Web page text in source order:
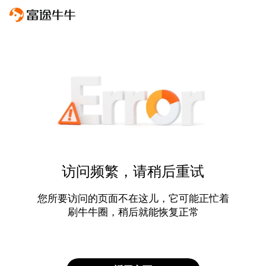
访问频繁，请稍后重试
您所要访问的页面不在这儿，它可能正忙着
刷牛牛圈，稍后就能恢复正常